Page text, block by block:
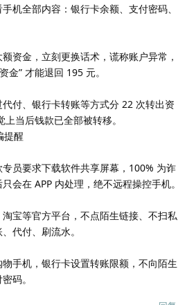
机全部内容：银行卡余额、支付密码、
资金，立刻更换话术，谎称账户异常，
金” 才能退回 195 元。
付、银行卡转账等方式分 22 次转出资
当后钱款已全部被转移。
提醒
员要求下载软件共享屏幕，100% 为诈
会在 APP 内处理，绝不远程操控手机。
宝等官方平台，不点陌生链接、不扫私
代付、刷流水。
手机，银行卡设置转账限额，不向陌生
码。